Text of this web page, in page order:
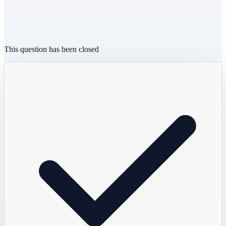
This question has been closed